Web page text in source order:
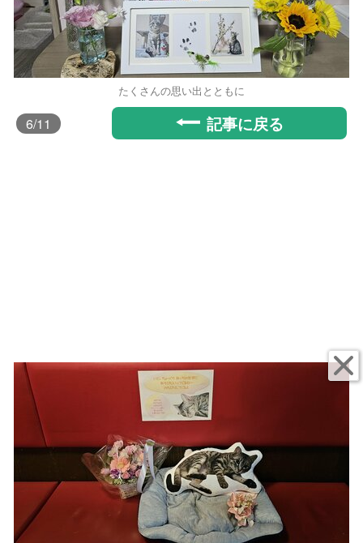
たくさんの思い出とともに
6/11 記事に戻る